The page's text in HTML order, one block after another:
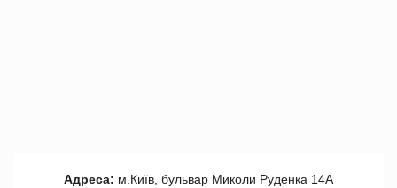
Адреса: м.Київ, бульвар Миколи Руденка 14А